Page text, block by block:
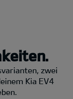
zwei
Kia EV4